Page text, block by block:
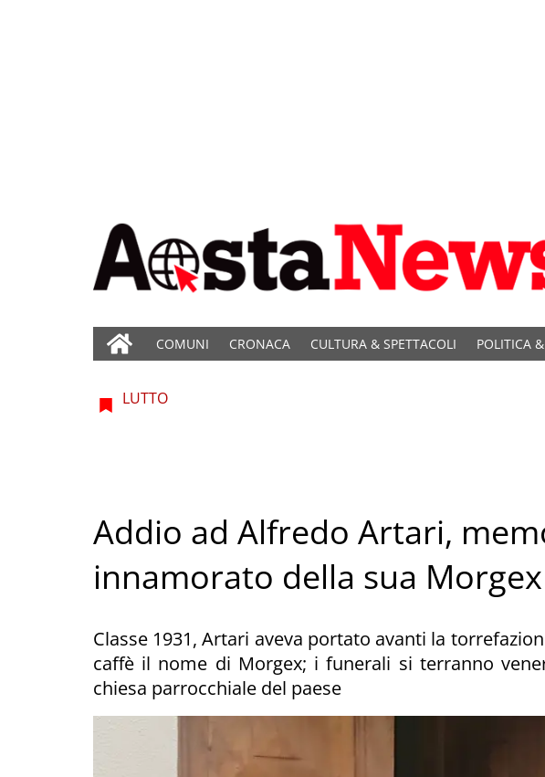
COMUNI CRONACA CULTURA & SPETTACOLI POLITICA
LUTTO
Addio ad Alfredo Artari,
innamorato della sua Morgex
Classe 1931, Artari aveva portato avanti la
caffè il nome di Morgex; i funerali si terranno
chiesa parrocchiale del paese